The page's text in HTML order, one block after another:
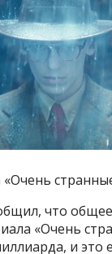
«Очень
что
«Очень
и это